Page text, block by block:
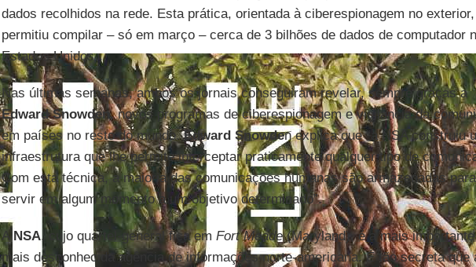
dados recolhidos na rede. Esta prática, orientada à ciberespionagem no exterior,
permitiu compilar – só em março – cerca de 3 bilhões de dados de computador
Estados Unidos…
Nas últimas semanas, ambos os jornais conseguiram revelar, sempre graças a
Edward Snowden, novos programas de ciberespionagem e vigilância da
em países no resto do mundo.Edward Snowden explica que “a NSA construiu
infraestrutura que lhe permite interceptar praticamente qualquer tipo de
Com esta técnica, a maioria das comunicações humanas são armazenadas para
servir em algum momento a um objetivo determinado”.
A NSA, cujo quartel-general fica em Fort Meade(Maryland), é a mais
mais desconhecida agência de informações norte-americana. É tão secreta que